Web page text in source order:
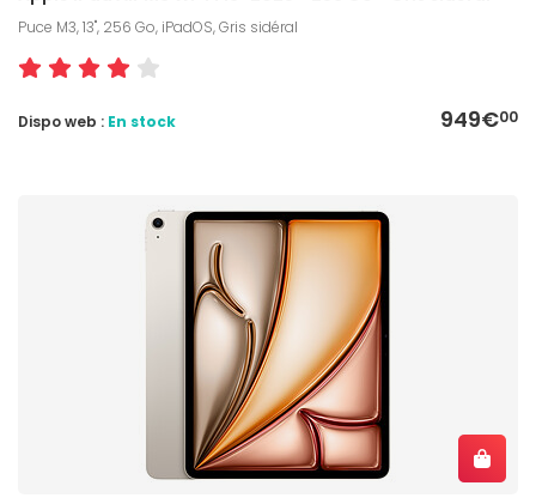
Puce M3, 13", 256 Go, iPadOS, Gris sidéral
949€00
Dispo web : En stock